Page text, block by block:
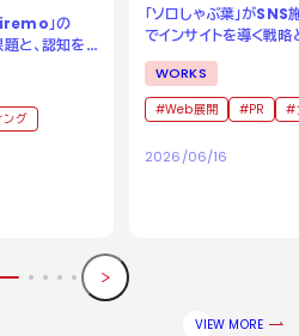
iremo」の
と、認知を
ング
「ソロしゃぶ葉」が
でインサイトを導く戦
成功事例
WORKS
Web展開 PR
2026/06/16
VIEW MORE